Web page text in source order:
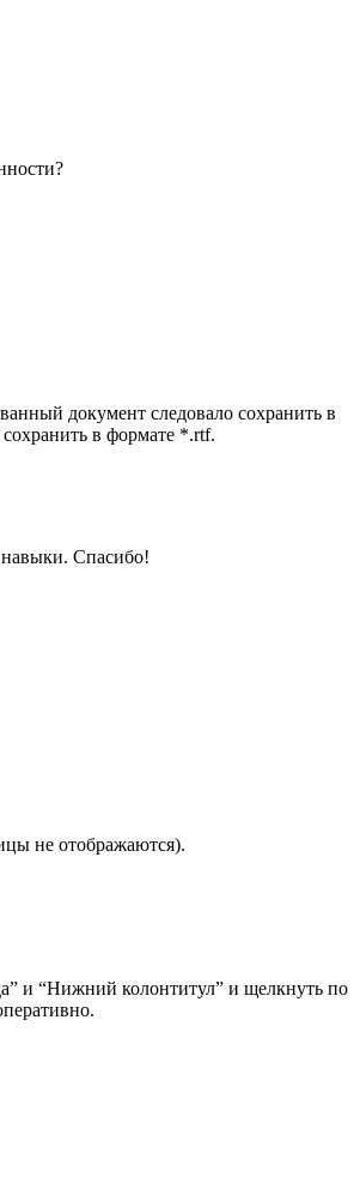
документ следовало сохранить в
в формате *.rtf.
Спасибо!
не отображаются).
и “Нижний колонтитул” и щелкнуть по